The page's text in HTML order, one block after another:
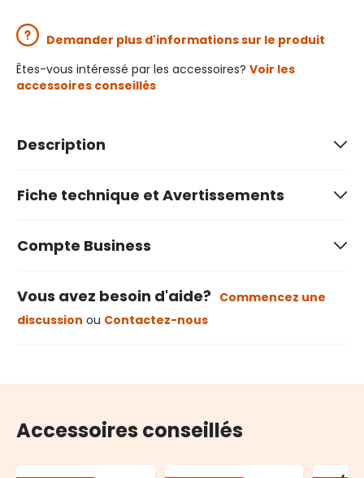
Demander plus d'informations sur le produit
Êtes-vous intéressé par les accessoires? Voir les
accessoires conseillés
Description
Fiche technique et Avertissements
Compte Business
Vous avez besoin d'aide? Commencez une
discussion ou Contactez-nous
Accessoires conseillés